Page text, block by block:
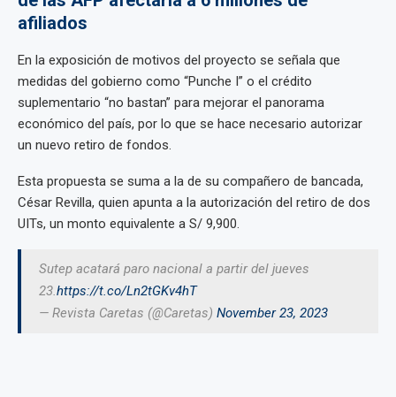
afiliados
En la exposición de motivos del proyecto se señala que
medidas del gobierno como “Punche I” o el crédito
suplementario “no bastan” para mejorar el panorama
económico del país, por lo que se hace necesario autorizar
un nuevo retiro de fondos.
Esta propuesta se suma a la de su compañero de bancada,
César Revilla, quien apunta a la autorización del retiro de dos
UITs, un monto equivalente a S/ 9,900.
Sutep acatará paro nacional a partir del jueves
23.https://t.co/Ln2tGKv4hT
— Revista Caretas (@Caretas) November 23, 2023